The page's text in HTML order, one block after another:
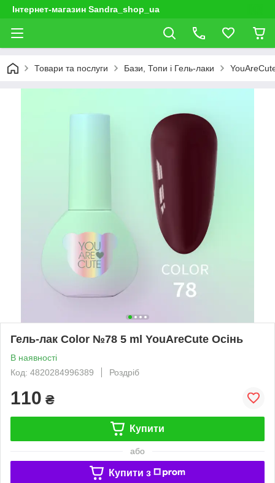
Інтернет-магазин Sandra_shop_ua
Товари та послуги Бази, Топи і Гель-лаки
Гель-лак Color №78 5 ml YouAreCute Осінь
В наявності
Код: 4820284996389
Роздріб
110 ₴
Купити
або
Купити з